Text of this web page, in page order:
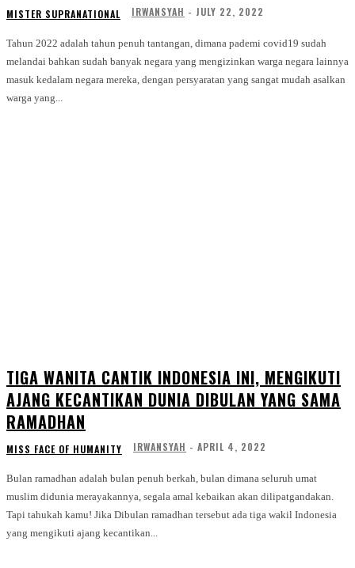
MISTER SUPRANATIONAL IRWANSYAH - JULY 22, 2022
Tahun 2022 adalah tahun penuh tantangan, dimana pademi covid19 sudah
melandai bahkan sudah banyak negara yang mengizinkan warga negara lainnya
masuk kedalam negara mereka, dengan persyaratan yang sangat mudah asalkan
warga yang...
TIGA WANITA CANTIK INDONESIA INI, MENGIKUTI
AJANG KECANTIKAN DUNIA DIBULAN YANG SAMA
RAMADHAN
MISS FACE OF HUMANITY IRWANSYAH - APRIL 4, 2022
Bulan ramadhan adalah bulan penuh berkah, bulan dimana seluruh umat
muslim didunia merayakannya, segala amal kebaikan akan dilipatgandakan.
Tapi tahukah kamu! Jika Dibulan ramadhan tersebut ada tiga wakil Indonesia
yang mengikuti ajang kecantikan...